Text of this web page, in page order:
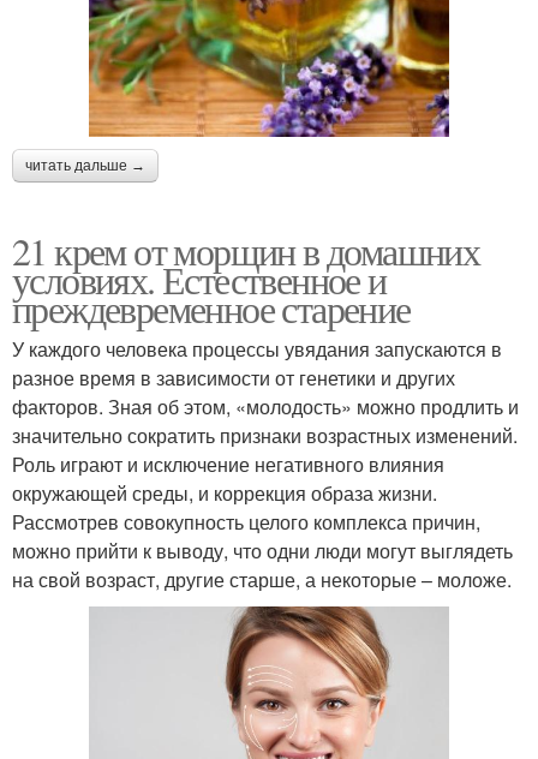
читать дальше →
21 крем от морщин в домашних
условиях. Естественное и
преждевременное старение
У каждого человека процессы увядания запускаются в
разное время в зависимости от генетики и других
факторов. Зная об этом, «молодость» можно продлить и
значительно сократить признаки возрастных изменений.
Роль играют и исключение негативного влияния
окружающей среды, и коррекция образа жизни.
Рассмотрев совокупность целого комплекса причин,
можно прийти к выводу, что одни люди могут выглядеть
на свой возраст, другие старше, а некоторые – моложе.